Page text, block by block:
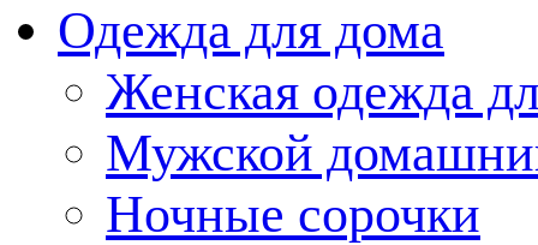
Одежда для дома
Женская одежда
Мужской
Ночные сорочки